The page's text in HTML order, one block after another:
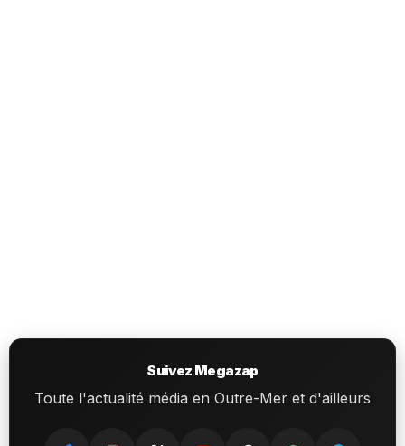
Suivez Megazap
Toute l'actualité média en Outre-Mer et d'ailleurs